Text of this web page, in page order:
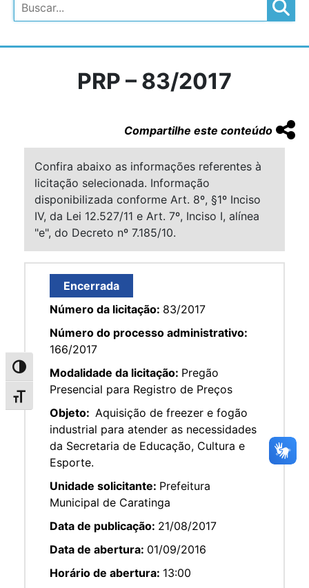
Alternar alto contraste
Alternar tamanho da fonte
PRP – 83/2017
Compartilhe este conteúdo
Confira abaixo as informações referentes à
licitação selecionada. Informação
disponibilizada conforme Art. 8º, §1º Inciso
IV, da Lei 12.527/11 e Art. 7º, Inciso I, alínea
"e", do Decreto nº 7.185/10.
Encerrada
Número da licitação: 83/2017
Número do processo administrativo:
166/2017
Modalidade da licitação: Pregão
Presencial para Registro de Preços
Objeto: Aquisição de freezer e fogão
industrial para atender as necessidades
da Secretaria de Educação, Cultura e
Esporte.
Unidade solicitante: Prefeitura
Municipal de Caratinga
Data de publicação: 21/08/2017
Data de abertura: 01/09/2016
Horário de abertura: 13:00